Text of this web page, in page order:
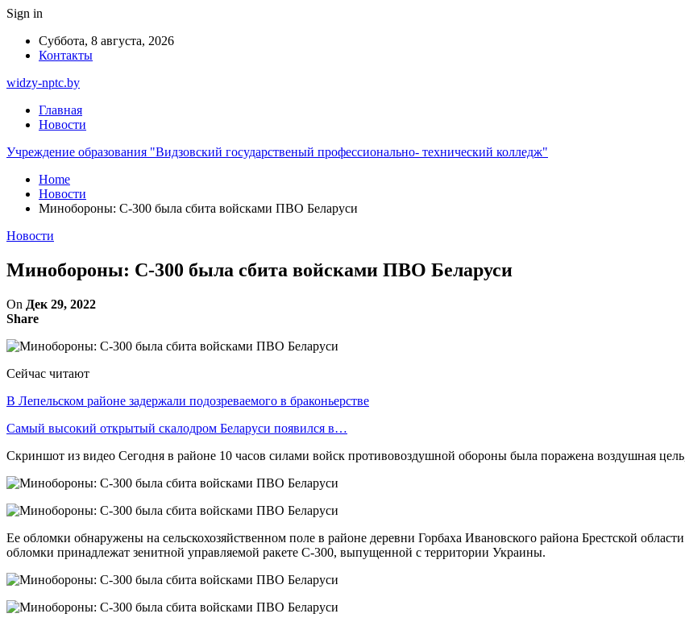
Sign in
Суббота, 8 августа, 2026
Контакты
widzy-nptc.by
Главная
Новости
Учреждение образования "Видзовский государственый профессионально- технический колледж"
Home
Новости
Минобороны: С-300 была сбита войсками ПВО Беларуси
Новости
Минобороны: С-300 была сбита войсками ПВО Беларуси
On Дек 29, 2022
Share
Сейчас читают
В Лепельском районе задержали подозреваемого в браконьерстве
Самый высокий открытый скалодром Беларуси появился в…
Скриншот из видео Сегодня в районе 10 часов силами войск противовоздушной обороны была поражена воздушная
Ее обломки обнаружены на сельскохозяйственном поле в районе деревни Горбаха Ивановского района Брестской
обломки принадлежат зенитной управляемой ракете С-300, выпущенной с территории Украины.